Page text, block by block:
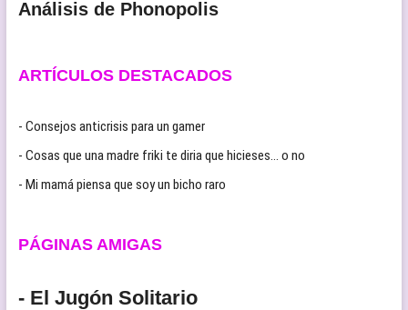
Análisis de Phonopolis
ARTÍCULOS DESTACADOS
- Consejos anticrisis para un gamer
- Cosas que una madre friki te diria que hicieses… o no
- Mi mamá piensa que soy un bicho raro
PÁGINAS AMIGAS
- El Jugón Solitario